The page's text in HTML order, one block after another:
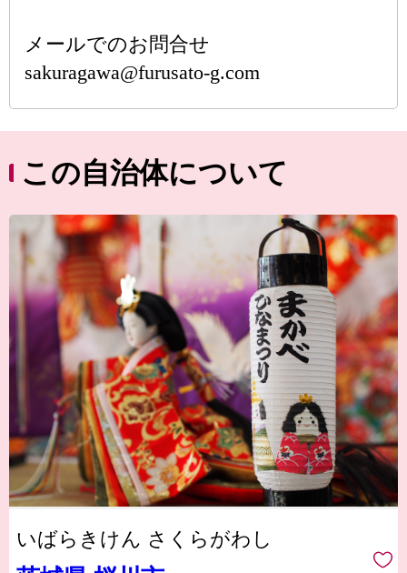
メールでのお問合せ
sakuragawa@furusato-g.com
この自治体について
いばらきけん さくらがわし